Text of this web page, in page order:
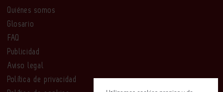
Quiénes somos
Glosario
FAQ
Publicidad
Aviso legal
Política de privacidad